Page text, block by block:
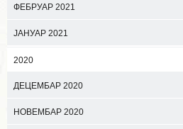
ФЕБРУАР 2021
ЈАНУАР 2021
2020
ДЕЦЕМБАР 2020
НОВЕМБАР 2020